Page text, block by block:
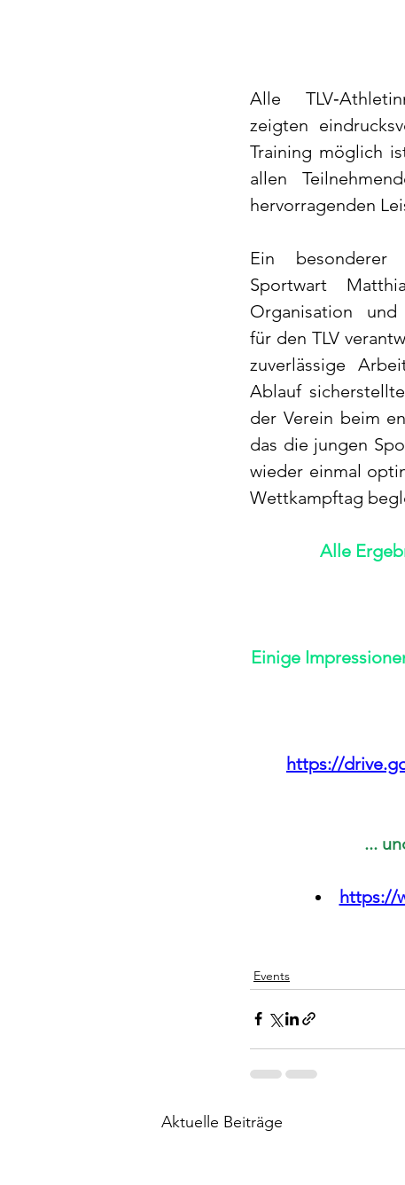
Alle
zeigten
Training möglich
allen
hervorragenden
Ein
Sportwart
Organisation und
für den TLV
zuverlässige
Ablauf
der Verein beim
das die jungen
wieder einmal
Wettkampftag
Alle
Einige
https://
...
https://
Events
Aktuelle Beiträge